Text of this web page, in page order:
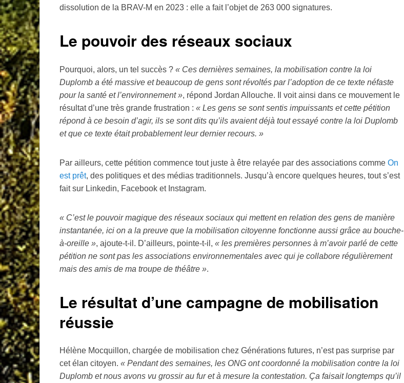
dissolution de la BRAV-M en 2023 : elle a fait l’objet de 263 000 signatures.
Le pouvoir des réseaux sociaux
Pourquoi, alors, un tel succès ? « Ces dernières semaines, la mobilisation contre la loi
Duplomb a été massive et beaucoup de gens sont révoltés par l’adoption de ce texte néfaste
pour la santé et l’environnement », répond Jordan Allouche. Il voit ainsi dans ce mouvement le
résultat d’une très grande frustration : « Les gens se sont sentis impuissants et cette pétition
répond à ce besoin d’agir, ils se sont dits qu’ils avaient déjà tout essayé contre la loi Duplomb
et que ce texte était probablement leur dernier recours. »
Par ailleurs, cette pétition commence tout juste à être relayée par des associations comme On
est prêt, des politiques et des médias traditionnels. Jusqu’à encore quelques heures, tout s’est
fait sur Linkedin, Facebook et Instagram.
« C’est le pouvoir magique des réseaux sociaux qui mettent en relation des gens de manière
instantanée, ici on a la preuve que la mobilisation citoyenne fonctionne aussi grâce au bouche-
à-oreille », ajoute-t-il. D’ailleurs, pointe-t-il, « les premières personnes à m’avoir parlé de cette
pétition ne sont pas les associations environnementales avec qui je collabore régulièrement
mais des amis de ma troupe de théâtre ».
Le résultat d’une campagne de mobilisation
réussie
Hélène Mocquillon, chargée de mobilisation chez Générations futures, n’est pas surprise par
cet élan citoyen. « Pendant des semaines, les ONG ont coordonné la mobilisation contre la loi
Duplomb et nous avons vu grossir au fur et à mesure la contestation. Ça faisait longtemps qu’il